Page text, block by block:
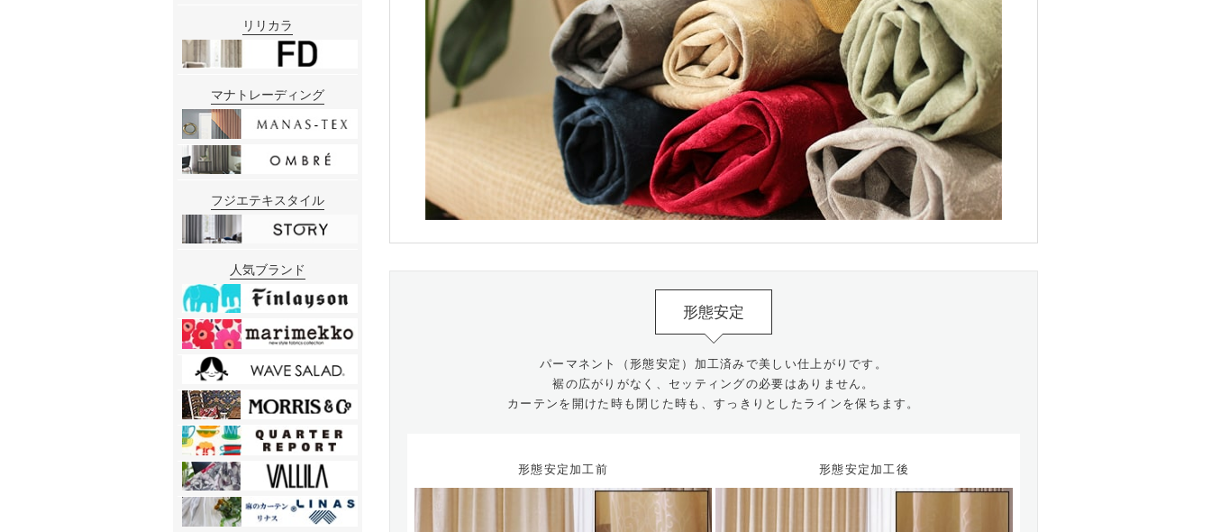
形態安定
パーマネント（形態安定）加工済みで美しい仕上がりです。
裾の広がりがなく、セッティングの必要はありません。
カーテンを開けた時も閉じた時も、すっきりとしたラインを保ちます。
形態安定加工前 形態安定加工後
リリカラ
マナトレーディング
フジエテキスタイル
人気ブランド